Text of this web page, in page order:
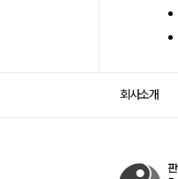
회사소개